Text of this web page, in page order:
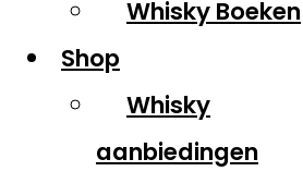
Whisky Boeken
Shop
Whisky
aanbiedingen